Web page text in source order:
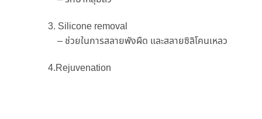
3. Silicone removal
– ช่วยในการสลายพังผืด และสลายซิลิโคนเหลว
4.Rejuvenation